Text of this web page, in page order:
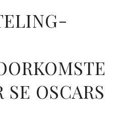
SE OSCARS